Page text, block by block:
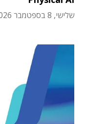
שלישי, 8 בספטמבר 2026